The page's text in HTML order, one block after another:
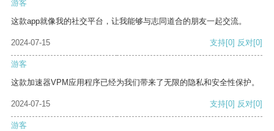
游客
这款app就像我的社交平台，让我能够与志同道合的朋友一起交流。
2024-07-15 支持[0] 反对[0]
游客
这款加速器VPM应用程序已经为我们带来了无限的隐私和安全性保护。
2024-07-15 支持[0] 反对[0]
游客